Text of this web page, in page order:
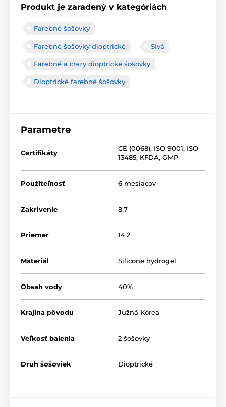
Produkt je zaradený v kategóriách
Farebné šošovky
Farebné šošovky dioptrické Sivá
Farebné a crazy dioptrické šošovky
Dioptrické farebné šošovky
Parametre
Certifikáty
CE (0068), ISO 9001, ISO
13485, KFDA, GMP
Použiteľnosť 6 mesiacov
Zakrivenie 8.7
Priemer 14.2
Materiál Silicone hydrogel
Obsah vody 40%
Krajina pôvodu Južná Kórea
Veľkosť balenia 2 šošovky
Druh šošoviek Dioptrické